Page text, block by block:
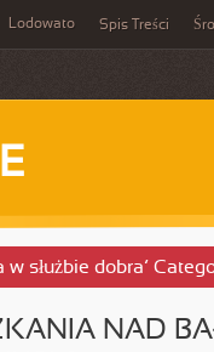
Lodowato Spis Treści
służbie dobra’
NAD